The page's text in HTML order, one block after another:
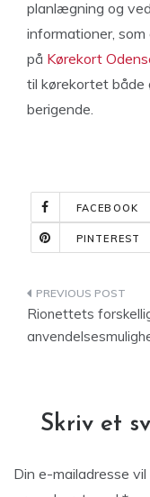
planlægning og
informationer,
på Kørekort
til kørekortet både
berigende.
FACEBOOK
PINTEREST
Rionettets
Skriv et
Din e-mailadresse